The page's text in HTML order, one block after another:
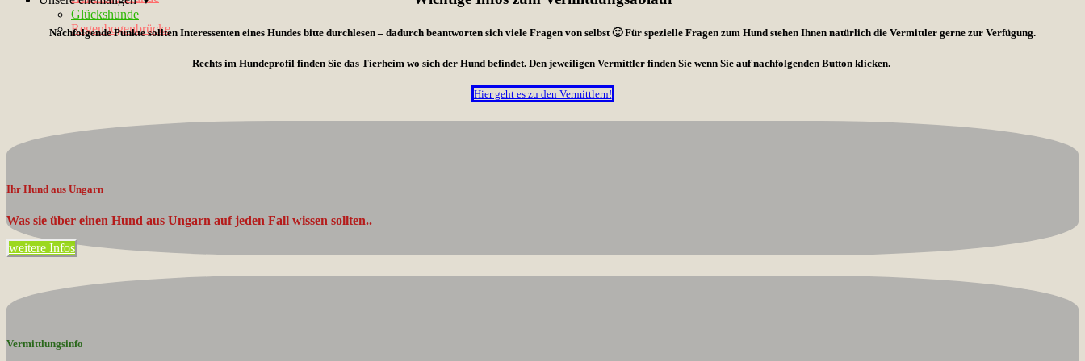
Glückshunde
Regenbogenbrücke
Nachfolgende Punkte sollten Interessenten eines Hundes bitte durchlesen – dadurch beantworten sich viele Fragen von selbst 🙂 Für spezielle Fragen zum Hund stehen Ihnen natürlich die Vermittler gerne zur Verfügung.
Rechts im Hundeprofil finden Sie das Tierheim wo sich der Hund befindet. Den jeweiligen Vermittler finden Sie wenn Sie auf nachfolgenden Button klicken.
Hier geht es zu den Vermittlern!
Ihr Hund aus Ungarn
Was sie über einen Hund aus Ungarn auf jeden Fall wissen sollten..
weitere Infos
Vermittlungsinfo